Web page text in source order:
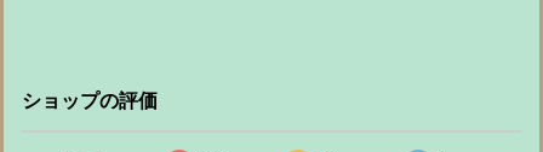
ショップの評価